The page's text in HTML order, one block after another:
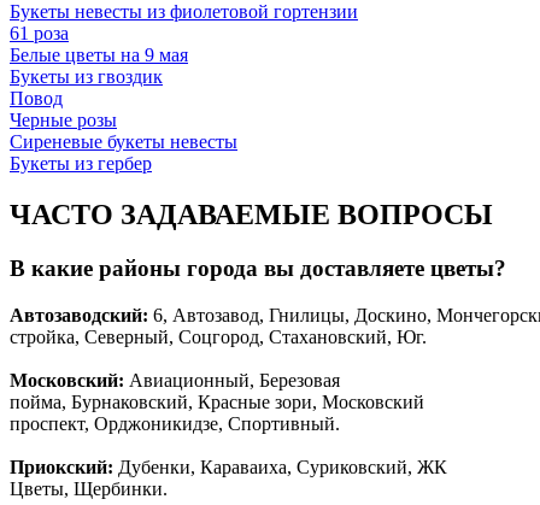
Букеты невесты из фиолетовой гортензии
61 роза
Белые цветы на 9 мая
Букеты из гвоздик
Повод
Черные розы
Сиреневые букеты невесты
Букеты из гербер
ЧАСТО ЗАДАВАЕМЫЕ ВОПРОСЫ
В какие районы города вы доставляете цветы?
Автозаводский: 6, Автозавод, Гнилицы, Доскино,
стройка, Северный, Соцгород, Стахановский, Юг.
Московский: Авиационный, Березовая
пойма, Бурнаковский, Красные зори, Московский
проспект, Орджоникидзе, Спортивный.
Приокский: Дубенки, Караваиха, Суриковский, ЖК
Цветы, Щербинки.